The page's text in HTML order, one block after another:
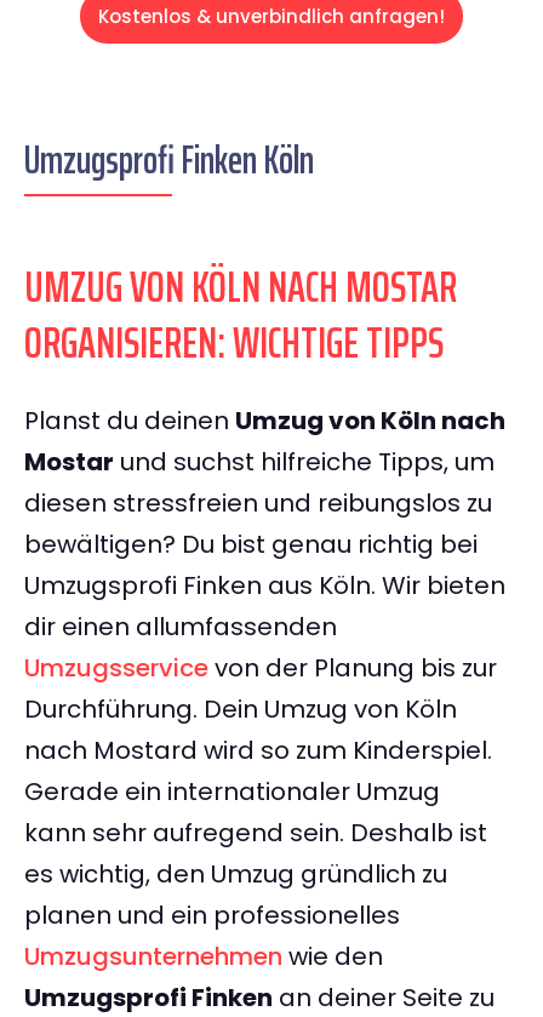
Kostenlos & unverbindlich anfragen!
Umzugsprofi Finken Köln
UMZUG VON KÖLN NACH MOSTAR
ORGANISIEREN: WICHTIGE TIPPS
Planst du deinen Umzug von Köln nach
Mostar und suchst hilfreiche Tipps, um
diesen stressfreien und reibungslos zu
bewältigen? Du bist genau richtig bei
Umzugsprofi Finken aus Köln. Wir bieten
dir einen allumfassenden
Umzugsservicevon der Planung bis zur
Durchführung. Dein Umzug von Köln
nach Mostard wird so zum Kinderspiel.
Gerade ein internationaler Umzug
kann sehr aufregend sein. Deshalb ist
es wichtig, den Umzug gründlich zu
planen und ein professionelles
Umzugsunternehmen wie den
Umzugsprofi Finken an deiner Seite zu